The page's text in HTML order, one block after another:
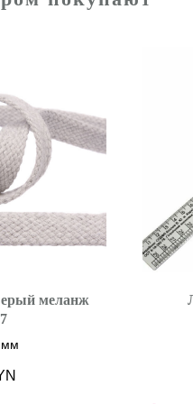
меланж
мм